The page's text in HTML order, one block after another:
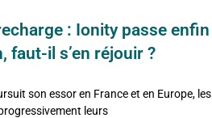
: Ionity passe enfin
faut-il s’en réjouir ?
son essor en France et en Europe, les
leurs